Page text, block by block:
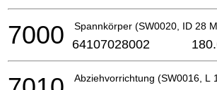
Spannkörper (SW0020, ID 28
7000 64107028002
Abziehvorrichtung (SW0016, L